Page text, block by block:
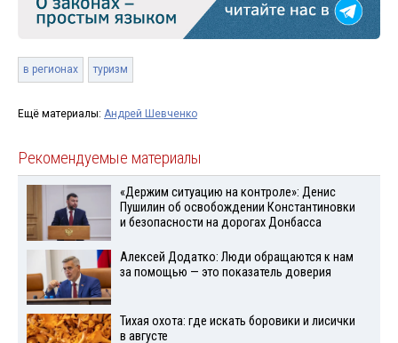
в регионах туризм
Ещё материалы: Андрей Шевченко
Рекомендуемые материалы
«Держим ситуацию на контроле»: Денис
Пушилин об освобождении Константиновки
и безопасности на дорогах Донбасса
Алексей Додатко: Люди обращаются к нам
за помощью — это показатель доверия
Тихая охота: где искать боровики и лисички
в августе